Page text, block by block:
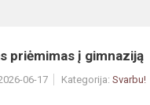
priėmimas į gimnaziją
06-17 Kategorija: Svarbu!